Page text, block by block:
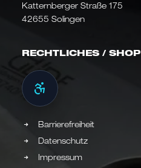
Katternberger Straße 175
42655 Solingen
RECHTLICHES / SHOP
Barrierefreiheit
Datenschutz
Impressum